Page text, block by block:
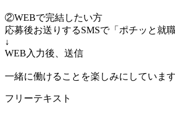
②WEBで完結したい方
応募後お送りするSMSで「ポチッと就
↓
WEB入力後、送信
一緒に働けることを楽しみにしていま
フリーテキスト